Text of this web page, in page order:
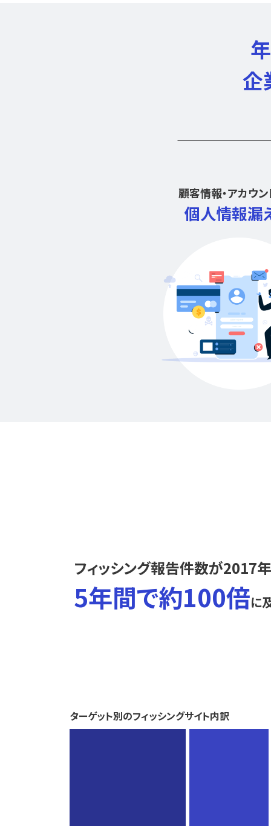
企
顧客情報・アカウ
個人情報漏
フィッシング報告件数が2017
5年間で約100倍に
ターゲット別のフィッシングサイト内訳